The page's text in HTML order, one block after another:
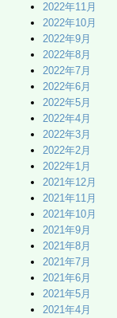
2022年11月
2022年10月
2022年9月
2022年8月
2022年7月
2022年6月
2022年5月
2022年4月
2022年3月
2022年2月
2022年1月
2021年12月
2021年11月
2021年10月
2021年9月
2021年8月
2021年7月
2021年6月
2021年5月
2021年4月